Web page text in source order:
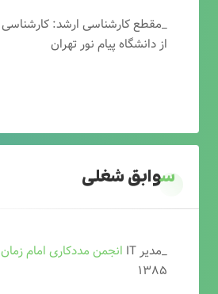
از دانشگاه پیام نور تهران
سوابق شغلی
_مدیر IT انجمن مددکاری امام زمان
۱۳۸۵